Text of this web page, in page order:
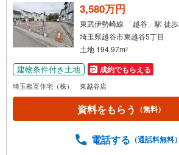
3,580万円
東武伊勢崎線 「越谷」駅 徒
埼玉県越谷市東越谷5丁目
土地 194.97m2
建物条件付き土地 成約でもらえる
埼玉相互住宅（株） 東越谷店
資料をもらう （無料）
電話する （通話料無料）